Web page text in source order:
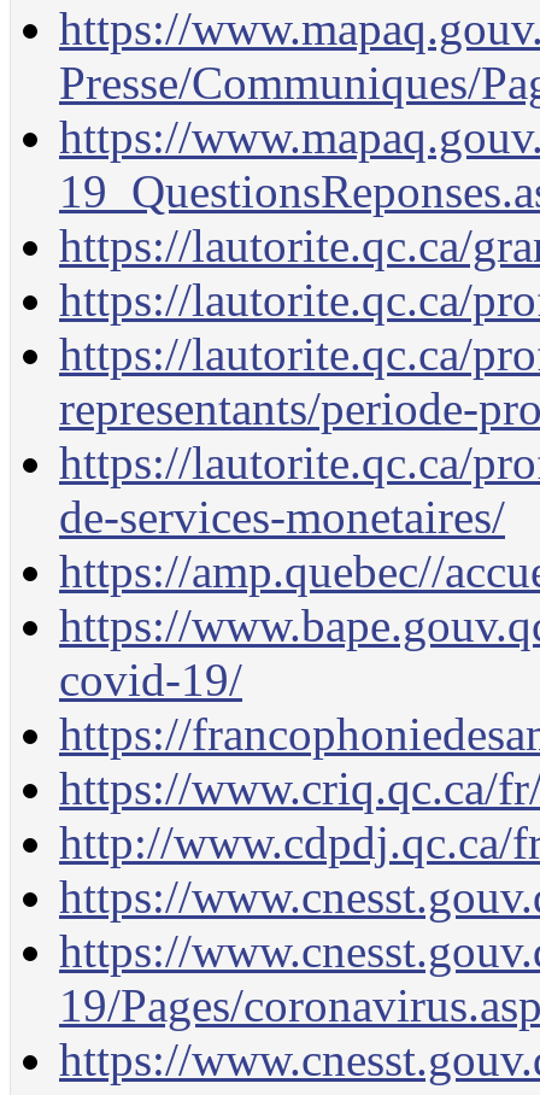
https://
Presse/Communiques/
https://
https://lautorite.qc.ca/
https://lautorite.qc.ca/
https://lautorite.qc.ca/
representants/periode-
https://lautorite.qc.ca/
de-services-monetaires/
https://amp.quebec//
https://
covid-19/
https://
https://www.criq.qc.ca/
http://www.cdpdj.qc.ca/
https://
https://
19/Pages/
https://